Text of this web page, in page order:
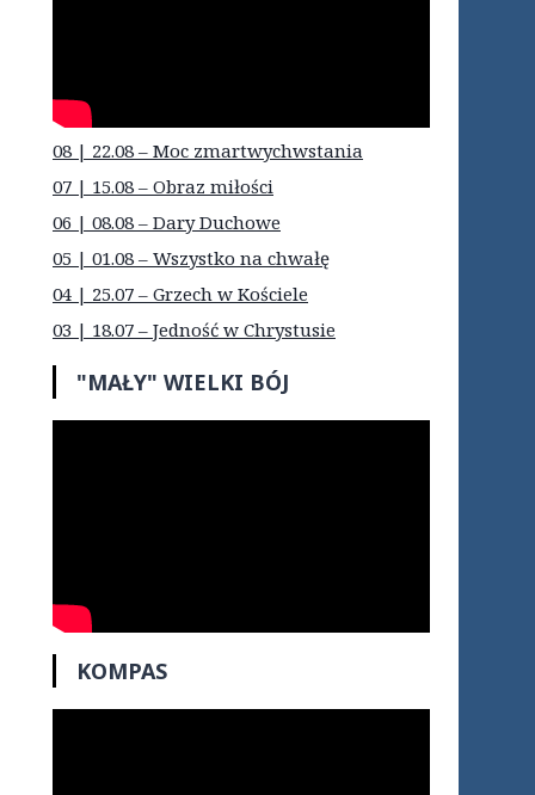
08 | 22.08 – Moc zmartwychwstania
07 | 15.08 – Obraz miłości
06 | 08.08 – Dary Duchowe
05 | 01.08 – Wszystko na chwałę
04 | 25.07 – Grzech w Kościele
03 | 18.07 – Jedność w Chrystusie
"MAŁY" WIELKI BÓJ
KOMPAS